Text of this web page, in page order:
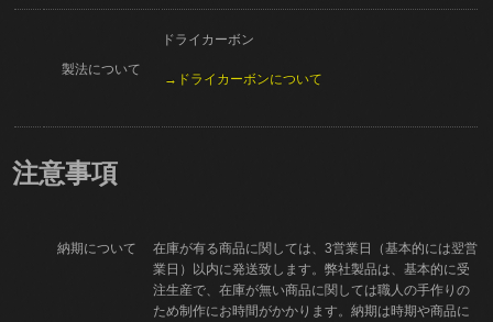
製法について
ドライカーボン
→ドライカーボンについて
注意事項
納期について
在庫が有る商品に関しては、3営業日（基本的には翌営
業日）以内に発送致します。弊社製品は、基本的に受
注生産で、在庫が無い商品に関しては職人の手作りの
ため制作にお時間がかかります。納期は時期や商品に